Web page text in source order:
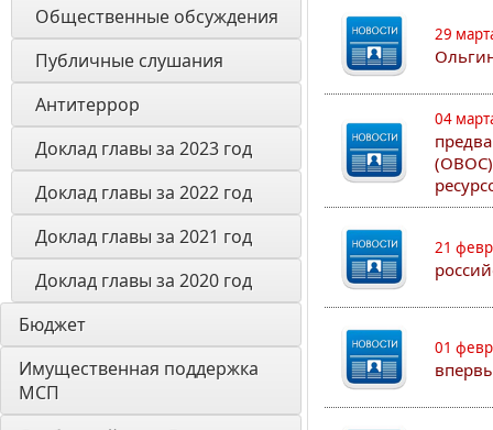
Общественные обсуждения
Публичные слушания
Антитеррор
Доклад главы за 2023 год
Доклад главы за 2022 год
Доклад главы за 2021 год
Доклад главы за 2020 год
Бюджет
Имущественная поддержка
МСП
29
04
21
01